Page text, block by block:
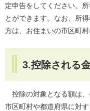
定申告をしてください。
とができます。なお、所
方は、お住まいの市区町
3.控除される
控除の対象となる額は
市区町村や都道府県に対